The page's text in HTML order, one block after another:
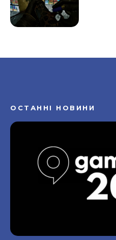
ОСТАННІ НОВИНИ